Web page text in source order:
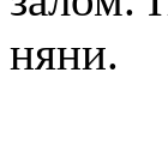
няни.